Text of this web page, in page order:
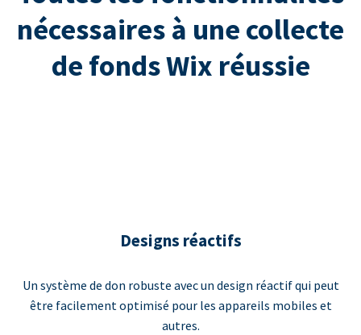
nécessaires à une collecte
de fonds Wix réussie
Designs réactifs
Un système de don robuste avec un design réactif qui peut
être facilement optimisé pour les appareils mobiles et
autres.